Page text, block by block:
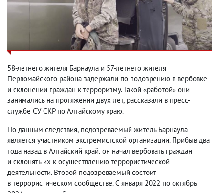
58-летнего жителя Барнаула и 57-летнего жителя
Первомайского района задержали по подозрению в вербовке
и склонении граждан к терроризму. Такой «работой» они
занимались на протяжении двух лет, рассказали в пресс-
службе СУ СКР по Алтайскому краю.
По данным следствия, подозреваемый житель Барнаула
является участником экстремистской организации. Прибыв два
года назад в Алтайский край, он начал вербовать граждан
и склонять их к осуществлению террористической
деятельности. Второй подозреваемый состоит
в террористическом сообществе. С января 2022 по октябрь